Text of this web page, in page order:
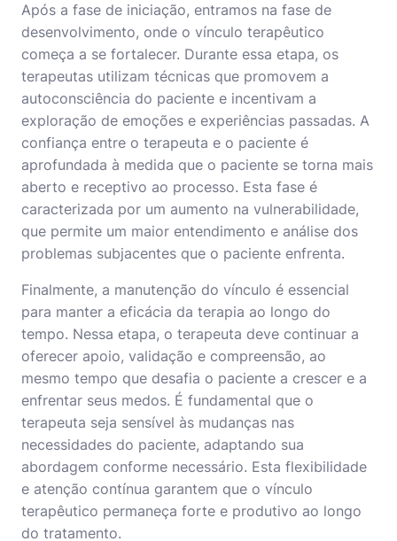
Após a fase de iniciação, entramos na fase de
desenvolvimento, onde o vínculo terapêutico
começa a se fortalecer. Durante essa etapa, os
terapeutas utilizam técnicas que promovem a
autoconsciência do paciente e incentivam a
exploração de emoções e experiências passadas. A
confiança entre o terapeuta e o paciente é
aprofundada à medida que o paciente se torna mais
aberto e receptivo ao processo. Esta fase é
caracterizada por um aumento na vulnerabilidade,
que permite um maior entendimento e análise dos
problemas subjacentes que o paciente enfrenta.
Finalmente, a manutenção do vínculo é essencial
para manter a eficácia da terapia ao longo do
tempo. Nessa etapa, o terapeuta deve continuar a
oferecer apoio, validação e compreensão, ao
mesmo tempo que desafia o paciente a crescer e a
enfrentar seus medos. É fundamental que o
terapeuta seja sensível às mudanças nas
necessidades do paciente, adaptando sua
abordagem conforme necessário. Esta flexibilidade
e atenção contínua garantem que o vínculo
terapêutico permaneça forte e produtivo ao longo
do tratamento.